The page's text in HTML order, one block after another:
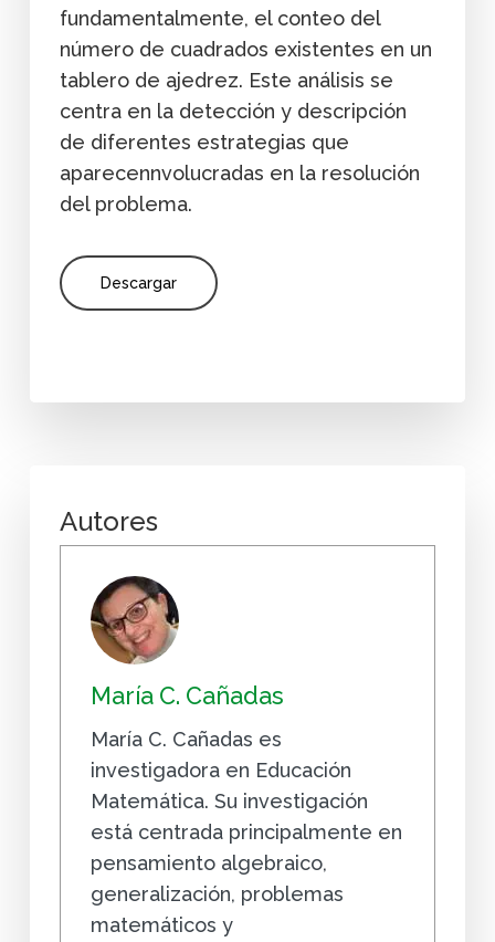
fundamentalmente, el conteo del
número de cuadrados existentes en un
tablero de ajedrez. Este análisis se
centra en la detección y descripción
de diferentes estrategias que
aparecennvolucradas en la resolución
del problema.
Descargar
Autores
María C. Cañadas
María C. Cañadas es
investigadora en Educación
Matemática. Su investigación
está centrada principalmente en
pensamiento algebraico,
generalización, problemas
matemáticos y